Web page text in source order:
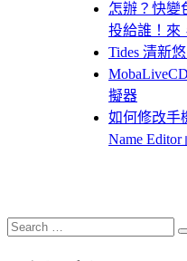
怎辦？快變
投給誰！來
Tides 清新
擬器
如何修改手
Name Editor
Search
for: